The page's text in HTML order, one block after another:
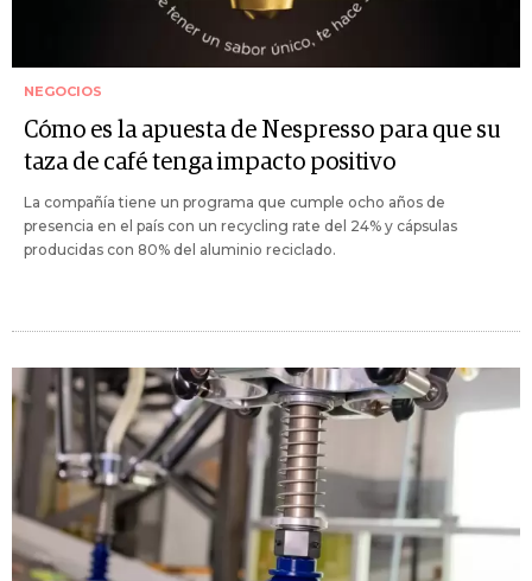
NEGOCIOS
Cómo es la apuesta de Nespresso para que su
taza de café tenga impacto positivo
La compañía tiene un programa que cumple ocho años de
presencia en el país con un recycling rate del 24% y cápsulas
producidas con 80% del aluminio reciclado.